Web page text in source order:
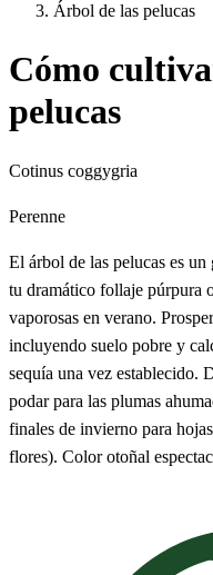
Árbol de las pelucas
Cómo
pelucas
Cotinus coggygria
Perenne
El árbol de las pelucas es
tu dramático follaje púrpura
vaporosas en verano.
incluyendo suelo pobre y
sequía una vez establecido.
podar para las plumas
finales de invierno para
flores). Color otoñal